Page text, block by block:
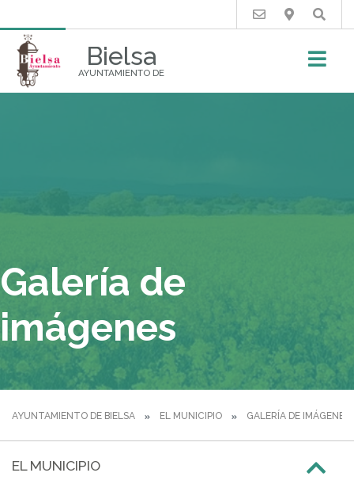
Bielsa
AYUNTAMIENTO DE
Buscar
Galería de
imágenes
AYUNTAMIENTO DE BIELSA EL MUNICIPIO GALERÍA DE IMÁGENES
EL MUNICIPIO